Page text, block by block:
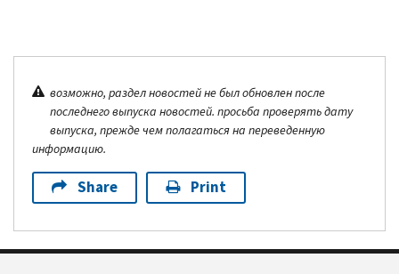
возможно, раздел новостей не был обновлен после
последнего выпуска новостей. просьба проверять дату
выпуска, прежде чем полагаться на переведенную
информацию.
Share Print